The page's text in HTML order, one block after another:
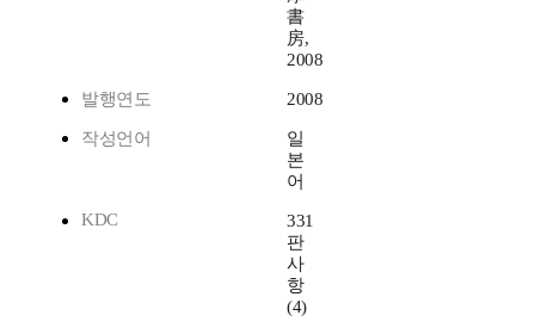
書
房,
2008
발행연도 2008
작성언어
일
본
어
KDC
331
판
사
항
(4)